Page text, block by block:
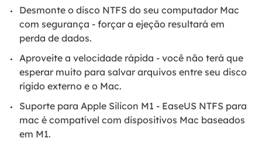
Desmonte o disco NTFS do seu computador Mac
com segurança - forçar a ejeção resultará em
perda de dados.
Aproveite a velocidade rápida - você não terá que
esperar muito para salvar arquivos entre seu disco
rígido externo e o Mac.
Suporte para Apple Silicon M1 - EaseUS NTFS para
mac é compatível com dispositivos Mac baseados
em M1.